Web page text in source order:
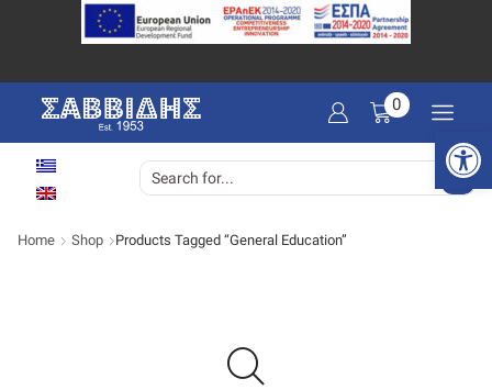
0
Home Shop Products Tagged “General Education”